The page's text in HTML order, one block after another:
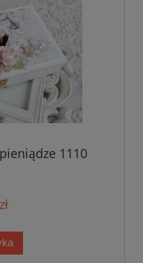
1110